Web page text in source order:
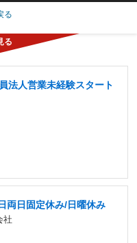
る
法人営業未経験スタート
両日固定休み/日曜休み
社